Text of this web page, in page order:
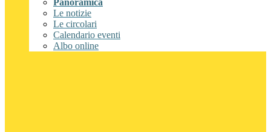
Panoramica
Le notizie
Le circolari
Calendario eventi
Albo online